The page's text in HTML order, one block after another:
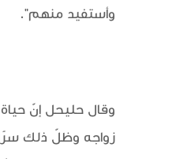
وأستفيد منهم".
وقال حليحل إنّ
زواجه وظلّ ذلك سرًا